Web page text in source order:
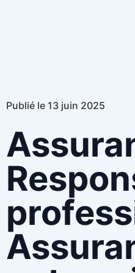
Publié le 13 juin 2025